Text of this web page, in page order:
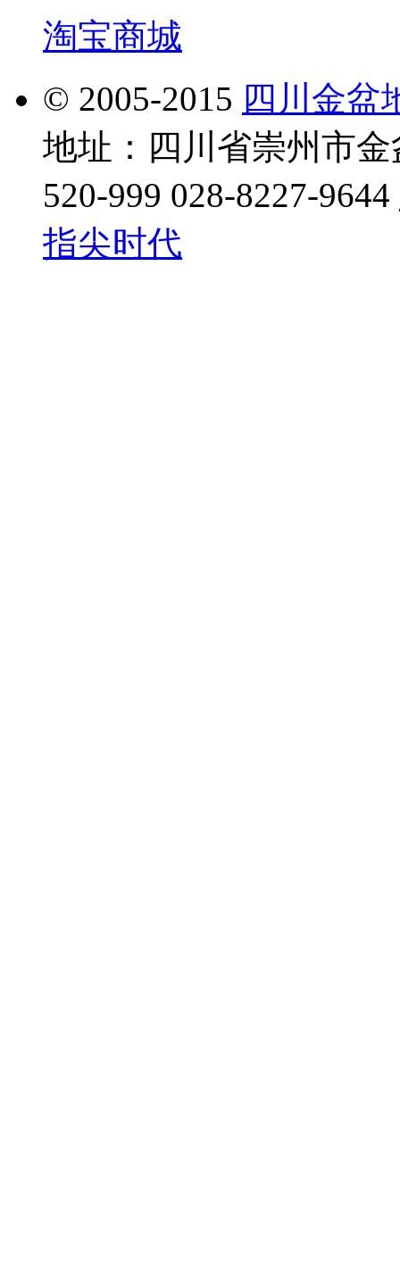
淘宝商城
© 2005-2015 四川金盆
地址：四川省崇州市
520-999 028-8227-9644
指尖时代